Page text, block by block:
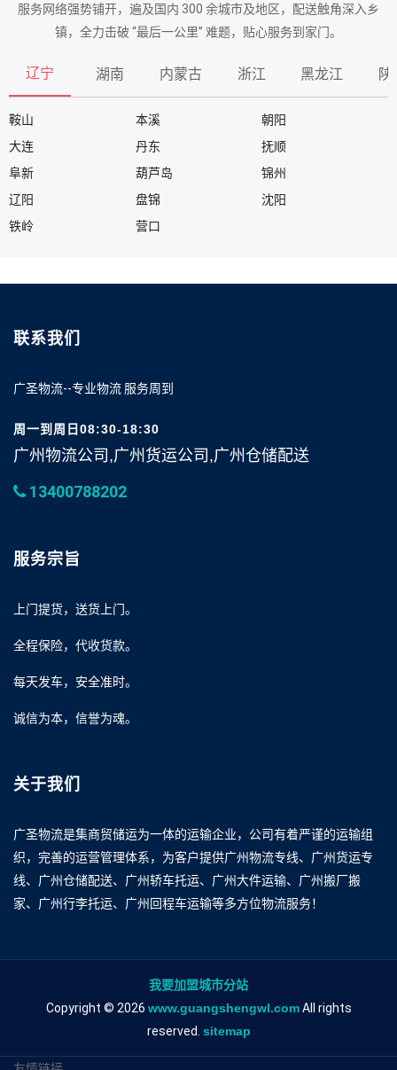
服务网络强势铺开，遍及国内 300 余城市及地区，配送触角深入乡
镇，全力击破 “最后一公里” 难题，贴心服务到家门。
辽宁 湖南 内蒙古 浙江 黑龙江 陕
鞍山 本溪
朝阳
大连
丹东
抚顺
阜新
葫芦岛
锦州
辽阳
盘锦
沈阳
铁岭
营口
联系我们
广圣物流--专业物流 服务周到
周一到周日08:30-18:30
广州物流公司,广州货运公司,广州仓储配送
13400788202
服务宗旨
上门提货，送货上门。
全程保险，代收货款。
每天发车，安全准时。
诚信为本，信誉为魂。
关于我们
广圣物流是集商贸储运为一体的运输企业，公司有着严谨的运输组
织，完善的运营管理体系，为客户提供广州物流专线、广州货运专
线、广州仓储配送、广州轿车托运、广州大件运输、广州搬厂搬
家、广州行李托运、广州回程车运输等多方位物流服务！
我要加盟城市分站
Copyright © 2026 www.guangshengwl.comAll rights
reserved. sitemap